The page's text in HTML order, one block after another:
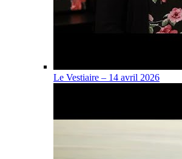
Le Vestiaire – 14 avril 2026